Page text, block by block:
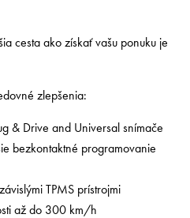
cesta ako získať vašu ponuku je
zlepšenia:
& Drive and Universal snímače
bezkontaktné programovanie
TPMS prístrojmi
až do 300 km/h